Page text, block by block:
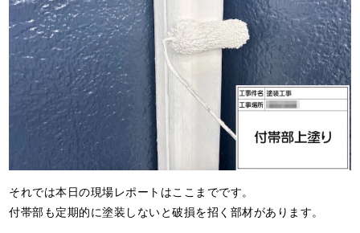
それでは本日の現場レポートはここまでです。
付帯部も定期的に塗装しないと破損を招く部材があります。